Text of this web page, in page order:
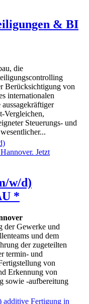
& BI
die
Berücksichtigung von
internationalen
Vergleichen,
Steuerungs- und
w/d)
*
der Gewerke und
und dem
der zugeteilten
termin- und
von
Erkennung von
sowie -aufbereitung